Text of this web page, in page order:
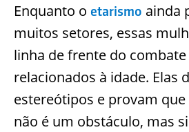
Enquanto o etarismo ainda
muitos setores, essas
linha de frente do
relacionados à idade. Elas
estereótipos e provam
não é um obstáculo, mas